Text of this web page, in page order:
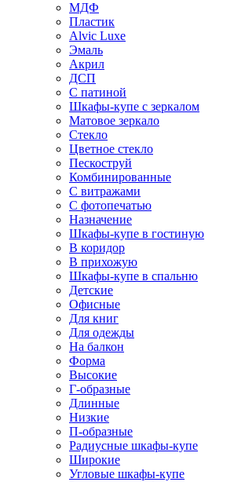
МДФ
Пластик
Alvic Luxe
Эмаль
Акрил
ДСП
С патиной
Шкафы-купе с зеркалом
Матовое зеркало
Стекло
Цветное стекло
Пескоструй
Комбинированные
С витражами
С фотопечатью
Назначение
Шкафы-купе в гостиную
В коридор
В прихожую
Шкафы-купе в спальню
Детские
Офисные
Для книг
Для одежды
На балкон
Форма
Высокие
Г-образные
Длинные
Низкие
П-образные
Радиусные шкафы-купе
Широкие
Угловые шкафы-купе